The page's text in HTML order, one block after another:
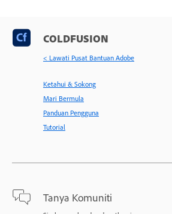
COLDFUSION
< Lawati Pusat Bantuan Adobe
Ketahui & Sokong
Mari Bermula
Panduan Pengguna
Tutorial
Tanya Komuniti